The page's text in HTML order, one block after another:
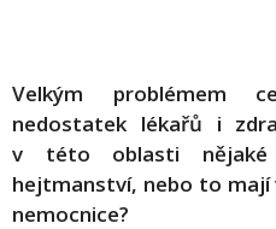
Velkým problémem
nedostatek lékařů i
v této oblasti nějaké
hejtmanství, nebo to mají
nemocnice?